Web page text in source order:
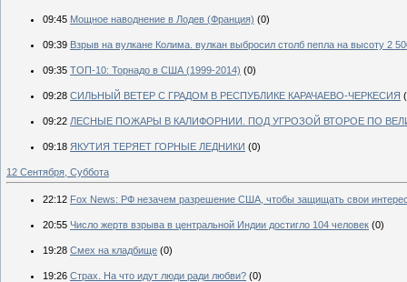
09:45 Мощное наводнение в Лодев (Франция) (0)
09:39 Взрыв на вулкане Колима. вулкан выбросил столб пепла на высоту 2
09:35 ТОП-10: Торнадо в США (1999-2014) (0)
09:28 СИЛЬНЫЙ ВЕТЕР С ГРАДОМ В РЕСПУБЛИКЕ КАРАЧАЕВО-ЧЕРКЕСИЯ
09:22 ЛЕСНЫЕ ПОЖАРЫ В КАЛИФОРНИИ. ПОД УГРОЗОЙ ВТОРОЕ ПО
09:18 ЯКУТИЯ ТЕРЯЕТ ГОРНЫЕ ЛЕДНИКИ (0)
12 Сентября, Суббота
22:12 Fox News: РФ незачем разрешение США, чтобы защищать свои
20:55 Число жертв взрыва в центральной Индии достигло 104 человек (0)
19:28 Смех на кладбище (0)
19:26 Страх. На что идут люди ради любви? (0)